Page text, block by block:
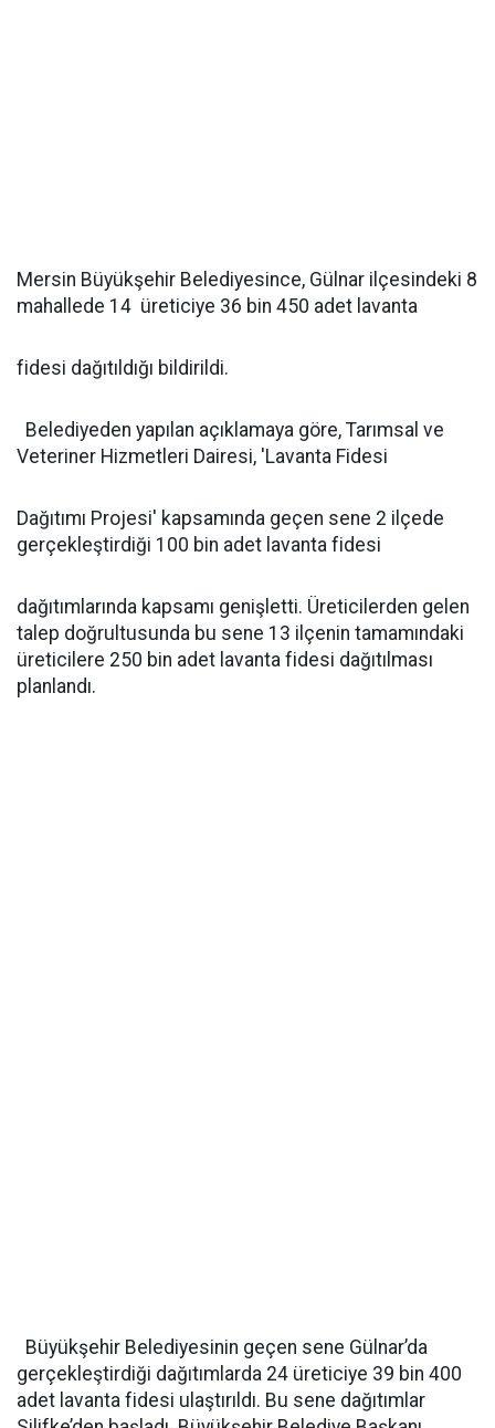
Mersin Büyükşehir Belediyesince, Gülnar ilçesindeki 8
mahallede 14 üreticiye 36 bin 450 adet lavanta
fidesi dağıtıldığı bildirildi.
Belediyeden yapılan açıklamaya göre, Tarımsal ve
Veteriner Hizmetleri Dairesi, 'Lavanta Fidesi
Dağıtımı Projesi' kapsamında geçen sene 2 ilçede
gerçekleştirdiği 100 bin adet lavanta fidesi
dağıtımlarında kapsamı genişletti. Üreticilerden gelen
talep doğrultusunda bu sene 13 ilçenin tamamındaki
üreticilere 250 bin adet lavanta fidesi dağıtılması
planlandı.
Büyükşehir Belediyesinin geçen sene Gülnar’da
gerçekleştirdiği dağıtımlarda 24 üreticiye 39 bin 400
adet lavanta fidesi ulaştırıldı. Bu sene dağıtımlar